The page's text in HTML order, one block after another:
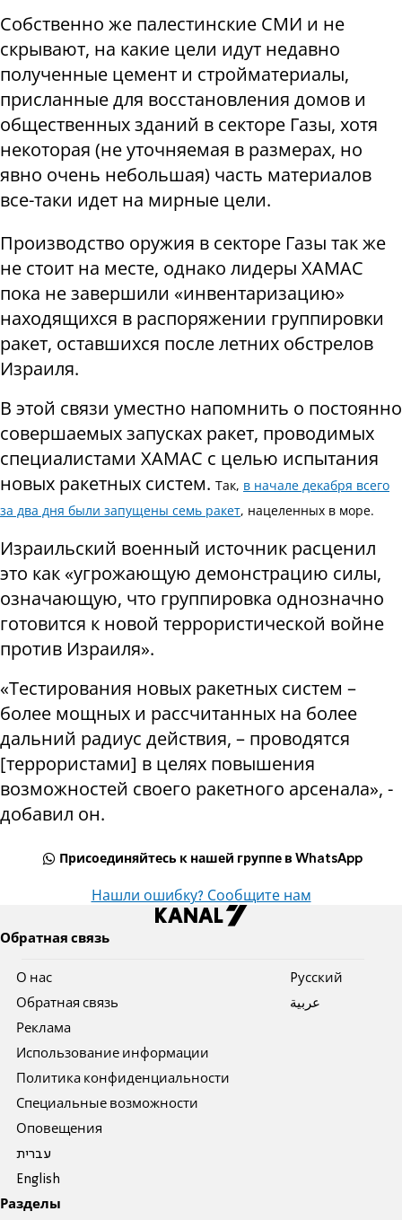
Собственно же палестинские СМИ и не
скрывают, на какие цели идут недавно
полученные цемент и стройматериалы,
присланные для восстановления домов и
общественных зданий в секторе Газы, хотя
некоторая (не уточняемая в размерах, но
явно очень небольшая) часть материалов
все-таки идет на мирные цели.
Производство оружия в секторе Газы так же
не стоит на месте, однако лидеры ХАМАС
пока не завершили «инвентаризацию»
находящихся в распоряжении группировки
ракет, оставшихся после летних обстрелов
Израиля.
В этой связи уместно напомнить о постоянно
совершаемых запусках ракет, проводимых
специалистами ХАМАС с целью испытания
новых ракетных систем. Так, в начале декабря всего
за два дня были запущены семь ракет, нацеленных в море.
Израильский военный источник расценил
это как «угрожающую демонстрацию силы,
означающую, что группировка однозначно
готовится к новой террористической войне
против Израиля».
«Тестирования новых ракетных систем –
более мощных и рассчитанных на более
дальний радиус действия, – проводятся
[террористами] в целях повышения
возможностей своего ракетного арсенала», -
добавил он.
Присоединяйтесь к нашей группе в WhatsApp
Нашли ошибку? Сообщите нам
Обратная связь
О нас
Обратная связь
Реклама
Использование информации
Политика конфиденциальности
Специальные возможности
Оповещения
עברית
English
Pусский
عربية
Разделы